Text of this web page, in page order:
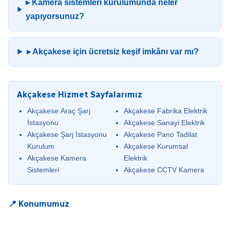
▸ Kamera sistemleri kurulumunda neler
yapıyorsunuz?
▸ Akçakese için ücretsiz keşif imkânı var mı?
Akçakese Hizmet Sayfalarımız
Akçakese Araç Şarj
İstasyonu
Akçakese Şarj İstasyonu
Kurulum
Akçakese Kamera
Sistemleri
Akçakese Fabrika Elektrik
Akçakese Sanayi Elektrik
Akçakese Pano Tadilat
Akçakese Kurumsal
Elektrik
Akçakese CCTV Kamera
📍 Konumumuz